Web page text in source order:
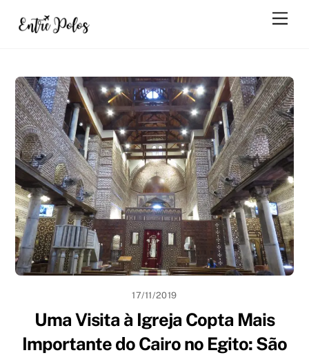
17/11/2019
Uma Visita à Igreja Copta Mais
Importante do Cairo no Egito: São